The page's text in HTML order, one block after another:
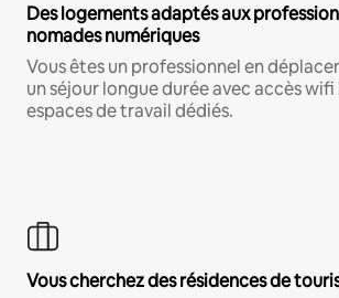
Des logements adaptés aux
nomades numériques
Vous êtes un professionnel en
un séjour longue durée avec accès
espaces de travail dédiés.
Vous cherchez des résidences de